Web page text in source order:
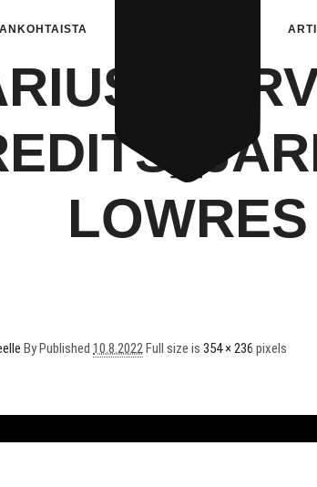
LOWRES
ByPublished 10.8.2022Full size is 354 × 236 pixels